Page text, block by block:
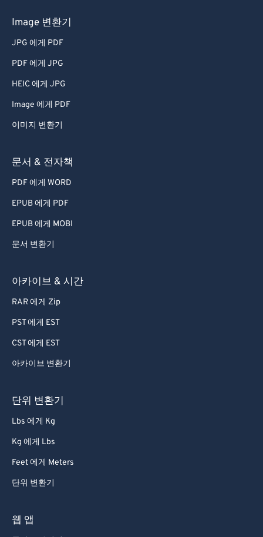
Image 변환기
JPG 에게 PDF
PDF 에게 JPG
HEIC 에게 JPG
Image 에게 PDF
이미지 변환기
문서 & 전자책
PDF 에게 WORD
EPUB 에게 PDF
EPUB 에게 MOBI
문서 변환기
아카이브 & 시간
RAR 에게 Zip
PST 에게 EST
CST 에게 EST
아카이브 변환기
단위 변환기
Lbs 에게 Kg
Kg 에게 Lbs
Feet 에게 Meters
단위 변환기
웹 앱